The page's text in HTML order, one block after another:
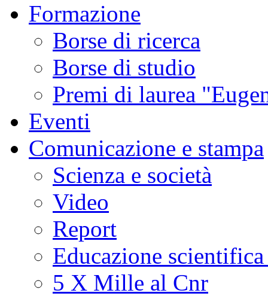
Formazione
Borse di ricerca
Borse di studio
Premi di laurea
Eventi
Comunicazione e stampa
Scienza e società
Video
Report
Educazione
5 X Mille al Cnr